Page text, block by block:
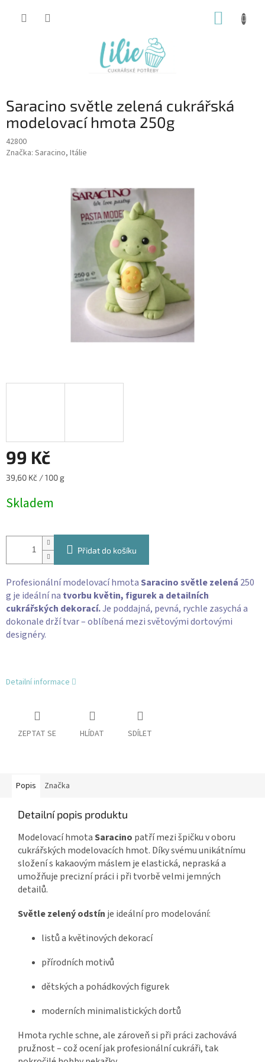
Saracino světle zelená cukrářská
modelovací hmota 250g
42800
Značka: Saracino, Itálie
99 Kč
Měrná
39,60 Kč / 100 g
Skladem
Přidat do košíku
Profesionální modelovací hmotaSaracino světle zelená 250
g je ideální na tvorbu květin, figurek a detailních
cukrářských dekorací.Je poddajná, pevná, rychle zasychá a
dokonale drží tvar – oblíbená mezi světovými dortovými
designéry.
Detailní informace
ZEPTAT SE HLÍDAT SDÍLET
Popis Značka
Detailní popis produktu
Modelovací hmotaSaracino patří mezi špičku v oboru
cukrářských modelovacích hmot. Díky svému unikátnímu
složení s kakaovým máslem je elastická, nepraská a
umožňuje precizní práci i při tvorbě velmi jemných
detailů.
Světle zelený odstín je ideální pro modelování:
listů a květinových dekorací
přírodních motivů
dětských a pohádkových figurek
moderních minimalistických dortů
Hmota rychle schne, ale zároveň si při práci zachovává
pružnost – což ocení jak profesionální cukráři, tak